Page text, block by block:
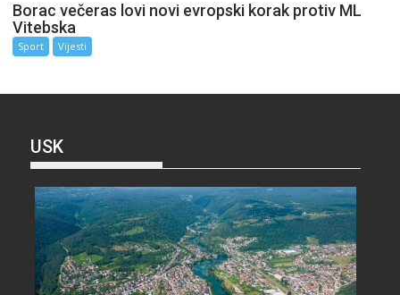
Borac večeras lovi novi evropski korak protiv ML
Vitebska
Sport Vijesti
USK